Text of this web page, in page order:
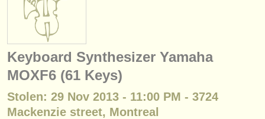
コンクール
楽器の販売
盗まれた楽器
オーケストラ
Keyboard Synthesizer Yamaha
MOXF6 (61 Keys)
Stolen: 29 Nov 2013 - 11:00 PM - 3724
Mackenzie street, Montreal